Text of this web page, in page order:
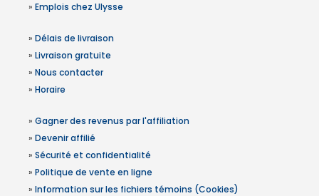
» Emplois chez Ulysse
» Délais de livraison
» Livraison gratuite
» Nous contacter
» Horaire
» Gagner des revenus par l'affiliation
» Devenir affilié
» Sécurité et confidentialité
» Politique de vente en ligne
» Information sur les fichiers témoins (Cookies)